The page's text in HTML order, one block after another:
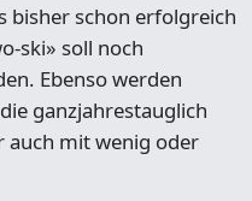
bisher schon erfolgreich
ski» soll noch
Ebenso werden
ganzjahrestauglich
auch mit wenig oder